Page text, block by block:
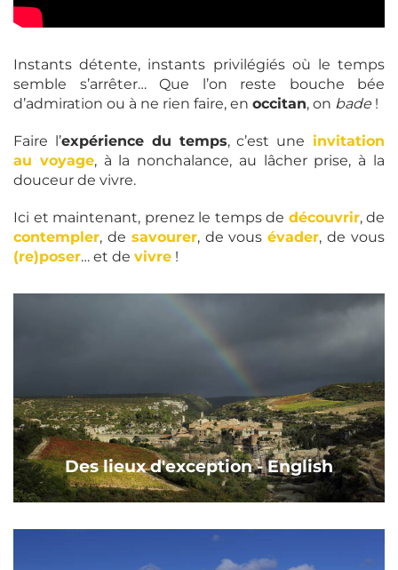
Instants détente, instants privilégiés où le temps
semble s’arrêter… Que l’on reste bouche bée
d’admiration ou à ne rien faire, en occitan, on bade !
Faire l’expérience du temps, c’est une invitation
au voyage, à la nonchalance, au lâcher prise, à la
douceur de vivre.
Ici et maintenant, prenez le temps de découvrir, de
contempler, de savourer, de vousévader, de vous
(re)poser… et de vivre !
Des lieux d'exception - English